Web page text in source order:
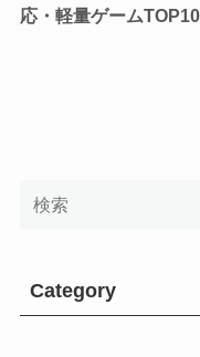
応・軽量ゲームTOP10
Category